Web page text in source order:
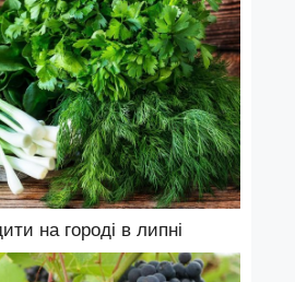
на городі в липні